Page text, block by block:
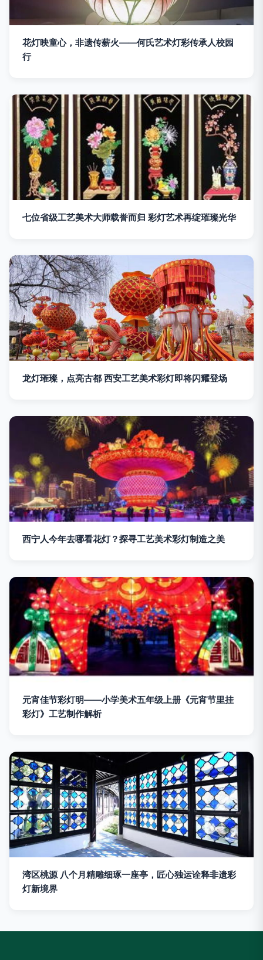
花灯映童心，非遗传薪火——何氏艺术灯彩传承人校园
行
七位省级工艺美术大师载誉而归 彩灯艺术再绽璀璨光华
龙灯璀璨，点亮古都 西安工艺美术彩灯即将闪耀登场
西宁人今年去哪看花灯？探寻工艺美术彩灯制造之美
元宵佳节彩灯明——小学美术五年级上册《元宵节里挂
彩灯》工艺制作解析
湾区桃源 八个月精雕细琢一座亭，匠心独运诠释非遗彩
灯新境界